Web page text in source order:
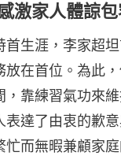
激家人體諒包
首生涯，李家超
放在首位。為此
靠練習氣功來
表達了由衷的歉
而無暇兼顧家